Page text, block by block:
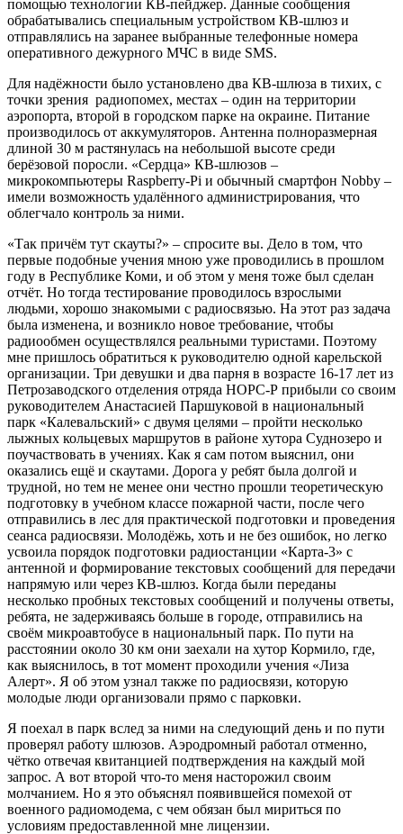
помощью технологии КВ-пейджер. Данные сообщения
обрабатывались специальным устройством КВ-шлюз и
отправлялись на заранее выбранные телефонные номера
оперативного дежурного МЧС в виде SMS.
Для надёжности было установлено два КВ-шлюза в тихих, с
точки зрения радиопомех, местах – один на территории
аэропорта, второй в городском парке на окраине. Питание
производилось от аккумуляторов. Антенна полноразмерная
длиной 30 м растянулась на небольшой высоте среди
берёзовой поросли. «Сердца» КВ-шлюзов –
микрокомпьютеры Raspberry-Pi и обычный смартфон Nobby –
имели возможность удалённого администрирования, что
облегчало контроль за ними.
«Так причём тут скауты?» – спросите вы. Дело в том, что
первые подобные учения мною уже проводились в прошлом
году в Республике Коми, и об этом у меня тоже был сделан
отчёт. Но тогда тестирование проводилось взрослыми
людьми, хорошо знакомыми с радиосвязью. На этот раз задача
была изменена, и возникло новое требование, чтобы
радиообмен осуществлялся реальными туристами. Поэтому
мне пришлось обратиться к руководителю одной карельской
организации. Три девушки и два парня в возрасте 16-17 лет из
Петрозаводского отделения отряда НОРС-Р прибыли со своим
руководителем Анастасией Паршуковой в национальный
парк «Калевальский» с двумя целями – пройти несколько
лыжных кольцевых маршрутов в районе хутора Суднозеро и
поучаствовать в учениях. Как я сам потом выяснил, они
оказались ещё и скаутами. Дорога у ребят была долгой и
трудной, но тем не менее они честно прошли теоретическую
подготовку в учебном классе пожарной части, после чего
отправились в лес для практической подготовки и проведения
сеанса радиосвязи. Молодёжь, хоть и не без ошибок, но легко
усвоила порядок подготовки радиостанции «Карта-3» с
антенной и формирование текстовых сообщений для передачи
напрямую или через КВ-шлюз. Когда были переданы
несколько пробных текстовых сообщений и получены ответы,
ребята, не задерживаясь больше в городе, отправились на
своём микроавтобусе в национальный парк. По пути на
расстоянии около 30 км они заехали на хутор Кормило, где,
как выяснилось, в тот момент проходили учения «Лиза
Алерт». Я об этом узнал также по радиосвязи, которую
молодые люди организовали прямо с парковки.
Я поехал в парк вслед за ними на следующий день и по пути
проверял работу шлюзов. Аэродромный работал отменно,
чётко отвечая квитанцией подтверждения на каждый мой
запрос. А вот второй что-то меня насторожил своим
молчанием. Но я это объяснял появившейся помехой от
военного радиомодема, с чем обязан был мириться по
условиям предоставленной мне лицензии.